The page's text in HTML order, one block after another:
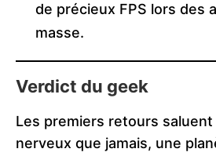
de précieux FPS lors des
masse.
Verdict du geek
Les premiers retours
nerveux que jamais, une